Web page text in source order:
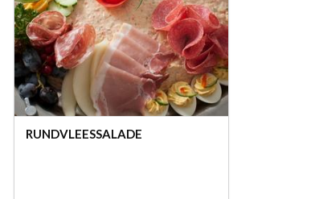
RUNDVLEESSALADE